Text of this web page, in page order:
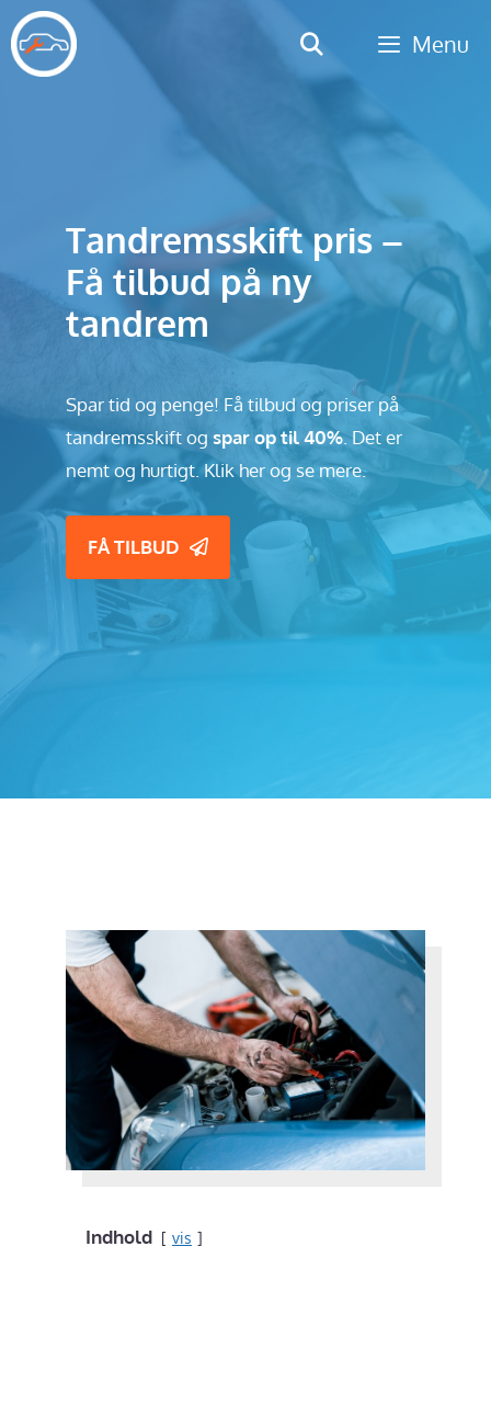
Hop
til
indhold
Menu
Tandremsskift pris –
Få tilbud på ny
tandrem
Spar tid og penge! Få tilbud og priser på
tandremsskift og spar op til 40%. Det er
nemt og hurtigt. Klik her og se mere.
FÅ TILBUD
Indhold vis